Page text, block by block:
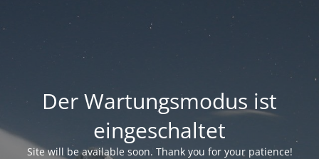
Der Wartungsmodus ist
eingeschaltet
Site will be available soon. Thank you for your patience!